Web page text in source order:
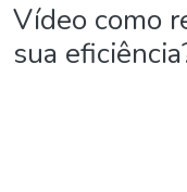
Vídeo como
sua